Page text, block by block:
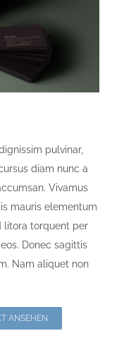
pulvinar,
diam nunc a
Vivamus
mauris elementum
litora torquent per
Donec sagittis
Nam aliquet non
ANSEHEN